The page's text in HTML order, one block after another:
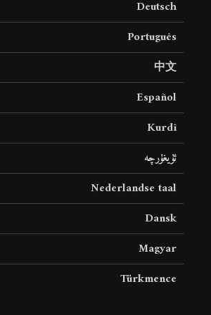
Deutsch
Português
中文
Español
Kurdî
ئۇيغۇرچە
Nederlandse taal
Dansk
Magyar
Türkmence
36 نمایش ها